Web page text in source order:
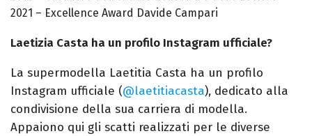
2021 – Excellence Award Davide Campari
Laetizia Casta ha un profilo Instagram ufficiale?
La supermodella Laetitia Casta ha un profilo
Instagram ufficiale (@laetitiacasta), dedicato alla
condivisione della sua carriera di modella.
Appaiono qui gli scatti realizzati per le diverse